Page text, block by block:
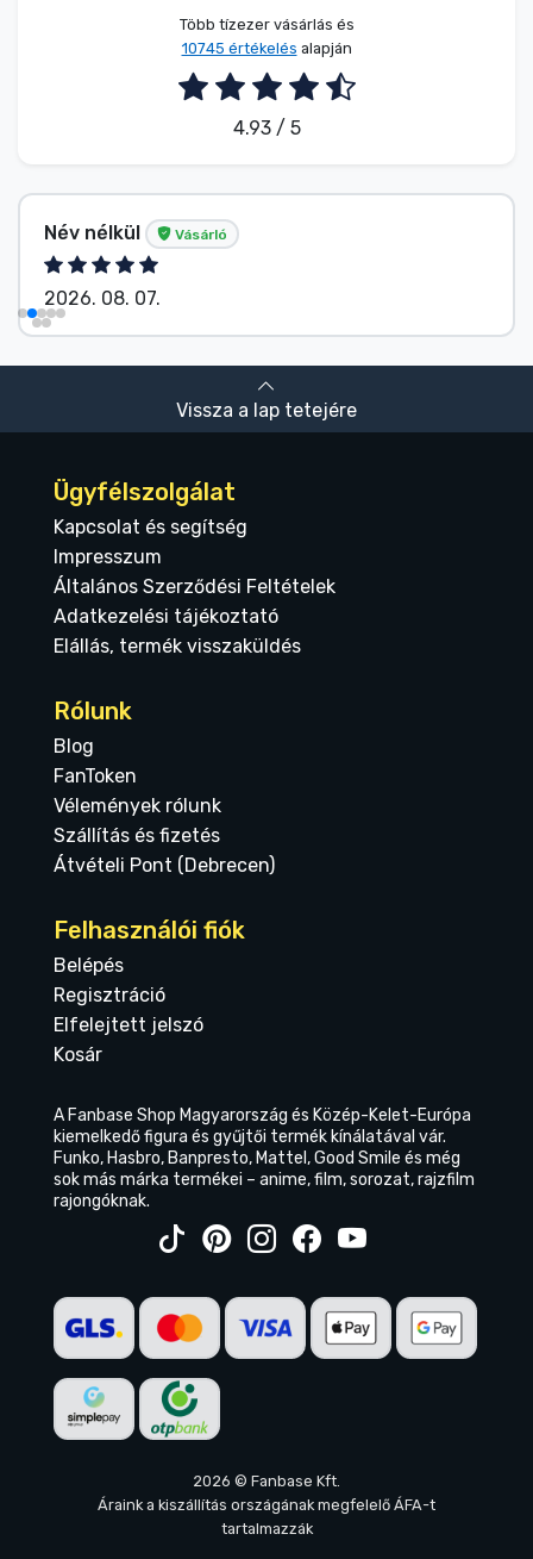
Több tízezer vásárlás és
10745 értékelés alapján
4.93 / 5
Név nélkül Vásárló
2026. 08. 07.
Vissza a lap tetejére
Ügyfélszolgálat
Kapcsolat és segítség
Impresszum
Általános Szerződési Feltételek
Adatkezelési tájékoztató
Elállás, termék visszaküldés
Rólunk
Blog
FanToken
Vélemények rólunk
Szállítás és fizetés
Átvételi Pont (Debrecen)
Felhasználói fiók
Belépés
Regisztráció
Elfelejtett jelszó
Kosár
A Fanbase Shop Magyarország és Közép-Kelet-Európa
kiemelkedő figura és gyűjtői termék kínálatával vár.
Funko, Hasbro, Banpresto, Mattel, Good Smile és még
sok más márka termékei – anime, film, sorozat, rajzfilm
rajongóknak.
2026 © Fanbase Kft.
Áraink a kiszállítás országának megfelelő ÁFA-t
tartalmazzák